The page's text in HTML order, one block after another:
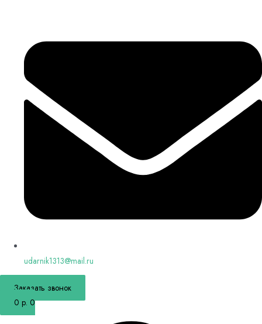
udarnik1313@mail.ru
Заказать звонок
0 р. 0